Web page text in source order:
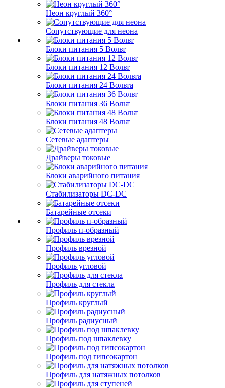
Неон круглый 360°
Сопутствующие для неона
Блоки питания 5 Вольт
Блоки питания 12 Вольт
Блоки питания 24 Вольта
Блоки питания 36 Вольт
Блоки питания 48 Вольт
Сетевые адаптеры
Драйверы токовые
Блоки аварийного питания
Стабилизаторы DC-DC
Батарейные отсеки
Профиль п-образный
Профиль врезной
Профиль угловой
Профиль для стекла
Профиль круглый
Профиль радиусный
Профиль под шпаклевку
Профиль под гипсокартон
Профиль для натяжных потолков